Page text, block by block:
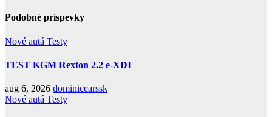
Podobné príspevky
Nové autá Testy
TEST KGM Rexton 2.2 e-XDI
aug 6, 2026 dominiccarssk
Nové autá Testy